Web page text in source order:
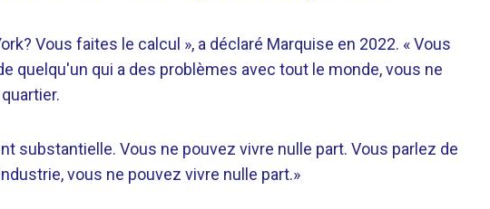
Vous faites le calcul », a déclaré Marquise en 2022. « Vous
quelqu'un qui a des problèmes avec tout le monde, vous ne
substantielle. Vous ne pouvez vivre nulle part. Vous parlez de
vous ne pouvez vivre nulle part.»